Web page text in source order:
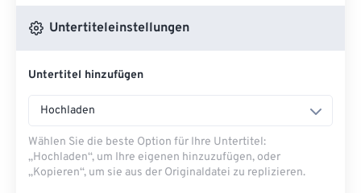
Untertiteleinstellungen
Untertitel hinzufügen
Hochladen
Wählen Sie die beste Option für Ihre Untertitel:
„Hochladen“, um Ihre eigenen hinzuzufügen, oder
„Kopieren“, um sie aus der Originaldatei zu replizieren.